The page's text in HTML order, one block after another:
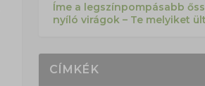
Íme a legszínpompásabb
nyíló virágok – Te melyiket
CÍMKÉK